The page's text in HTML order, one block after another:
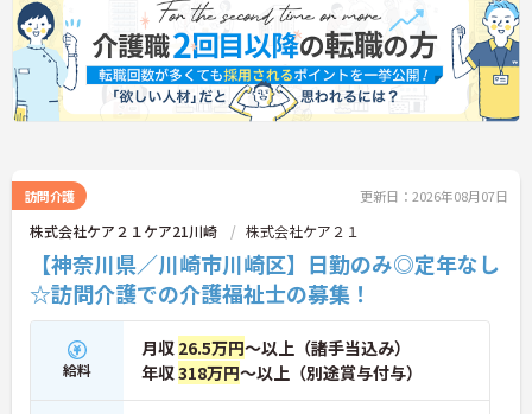
訪問介護 更新日：2026年08月07日
株式会社ケア２１ケア21川崎 株式会社ケア２１
【神奈川県／川崎市川崎区】日勤のみ◎定年なし
☆訪問介護での介護福祉士の募集！
給料
月収 26.5万円～以上（諸手当込み）
年収318万円～以上（別途賞与付与）